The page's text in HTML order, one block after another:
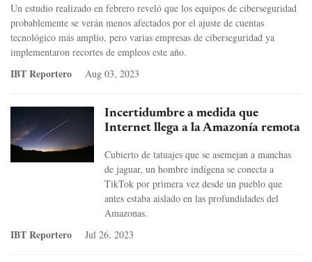
Un estudio realizado en febrero reveló que los equipos de ciberseguridad
probablemente se verán menos afectados por el ajuste de cuentas
tecnológico más amplio, pero varias empresas de ciberseguridad ya
implementaron recortes de empleos este año.
IBT Reportero Aug 03, 2023
Incertidumbre a medida que
Internet llega a la Amazonía remota
Cubierto de tatuajes que se asemejan a manchas
de jaguar, un hombre indígena se conecta a
TikTok por primera vez desde un pueblo que
antes estaba aislado en las profundidades del
Amazonas.
IBT Reportero Jul 26, 2023